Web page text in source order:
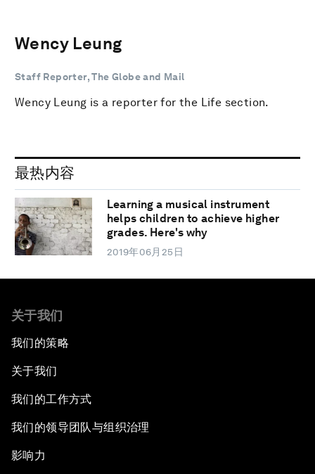
Wency Leung
Staff Reporter, The Globe and Mail
Wency Leung is a reporter for the Life section.
最热内容
Learning a musical instrument
helps children to achieve higher
grades. Here's why
2019年06月25日
关于我们
我们的策略
关于我们
我们的工作方式
我们的领导团队与组织治理
影响力